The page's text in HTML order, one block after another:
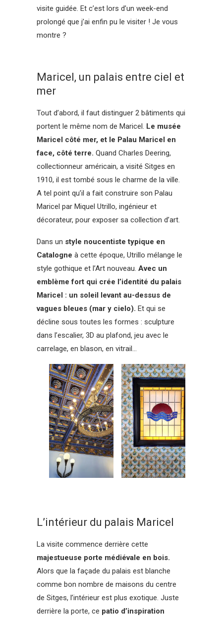
visite guidée. Et c’est lors d’un week-end
prolongé que j’ai enfin pu le visiter ! Je vous
montre ?
Maricel, un palais entre ciel et
mer
Tout d’abord, il faut distinguer 2 bâtiments qui
portent le même nom de Maricel. Le musée
Maricel côté mer, et le Palau Maricel en
face, côté terre. Quand Charles Deering,
collectionneur américain, a visité Sitges en
1910, il est tombé sous le charme de la ville.
A tel point qu’il a fait construire son Palau
Maricel par Miquel Utrillo, ingénieur et
décorateur, pour exposer sa collection d’art.
Dans un style noucentiste typique en
Catalogne à cette époque, Utrillo mélange le
style gothique et l’Art nouveau. Avec un
emblème fort qui crée l’identité du palais
Maricel : un soleil levant au-dessus de
vagues bleues (mar y cielo). Et qui se
décline sous toutes les formes : sculpture
dans l’escalier, 3D au plafond, jeu avec le
carrelage, en blason, en vitrail…
L’intérieur du palais Maricel
La visite commence derrière cette
majestueuse porte médiévale en bois.
Alors que la façade du palais est blanche
comme bon nombre de maisons du centre
de Sitges, l’intérieur est plus exotique. Juste
derrière la porte, ce patio d’inspiration